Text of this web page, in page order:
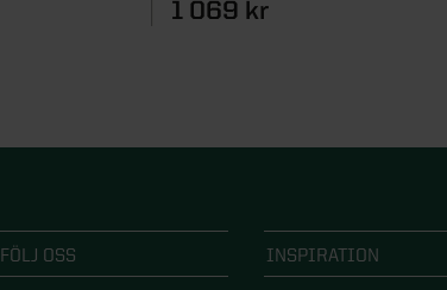
1 069 kr
FÖLJ OSS INSPIRATION